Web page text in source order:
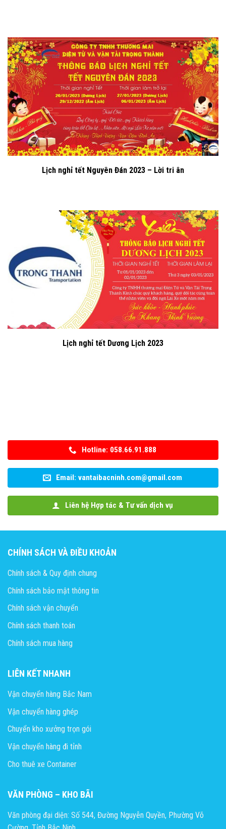
Lịch nghỉ tết Nguyên Đán 2023 – Lời tri ân
Lịch nghỉ tết Dương Lịch 2023
Hotline: 058.66.91.888
Email: vantaibacninh.com@gmail.com
Liên hệ Hợp tác & Tư vấn dịch vụ
CHÍNH SÁCH VÀ ĐIỀU KHOẢN
Chính sách & Quy định chung
Chính sách bảo mật thông tin
Chính sách vận chuyển
Chính sách thanh toán
Chính sách mua hàng
LIÊN KẾT NHANH
Vận chuyển hàng Bắc Nam
Vận chuyển hàng ghép
Chuyển kho xưởng trọn gói
Vận chuyển hàng đi tỉnh
Cho thuê xe Container
VĂN PHÒNG – KHO BÃI
Văn phòng đại diện: Số 544, Đường Nguyễn Quyền, Phường Võ